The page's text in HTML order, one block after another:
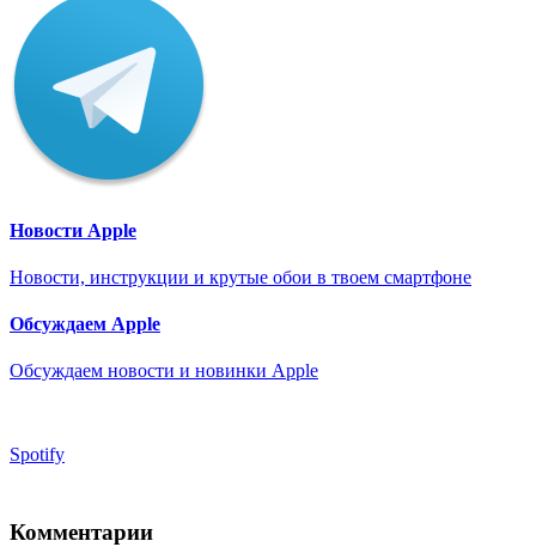
Новости Apple
Новости, инструкции и крутые обои в твоем смартфоне
Обсуждаем Apple
Обсуждаем новости и новинки Apple
Spotify
Комментарии